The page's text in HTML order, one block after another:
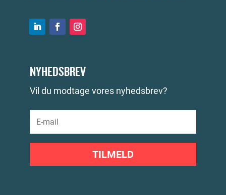
NYHEDSBREV
Vil du modtage vores nyhedsbrev?
TILMELD